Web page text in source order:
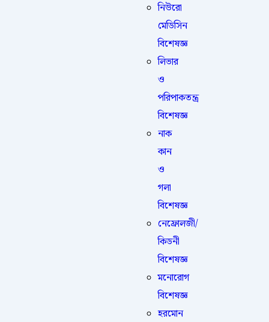
নিউরো
মেডিসিন
বিশেষজ্ঞ
লিভার
ও
পরিপাকতন্ত্র
বিশেষজ্ঞ
নাক
কান
ও
গলা
বিশেষজ্ঞ
নেফ্রোলজী/
কিডনী
বিশেষজ্ঞ
মনোরোগ
বিশেষজ্ঞ
হরমোন